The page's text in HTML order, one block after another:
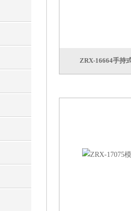
ZRX-16664手持